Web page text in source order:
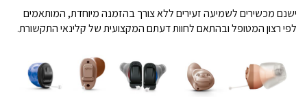
ישנם מכשירים לשמיעה זעירים ללא צורך בהזמנה מיוחדת, המותאמים
לפי רצון המטופל ובהתאם לחוות דעתם המקצועית של קלינאי התקשורת.